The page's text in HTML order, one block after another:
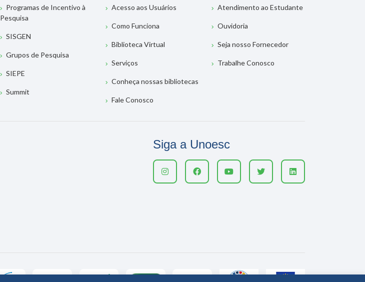
Programas de Incentivo à
Pesquisa
SISGEN
Grupos de Pesquisa
SIEPE
Summit
Acesso aos Usuários
Como Funciona
Biblioteca Virtual
Serviços
Conheça nossas bibliotecas
Fale Conosco
Atendimento ao Estudante
Ouvidoria
Seja nosso Fornecedor
Trabalhe Conosco
Siga a Unoesc